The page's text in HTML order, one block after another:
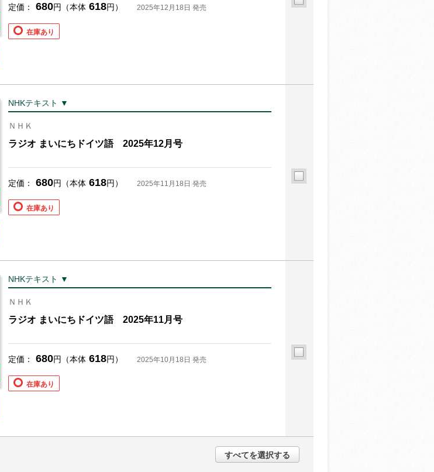
定価： 680円（本体 618円） 2025年12月18日 発売
在庫あり
NHKテキスト ▼
ＮＨＫ
ラジオ まいにちドイツ語 2025年12月号
定価： 680円（本体 618円） 2025年11月18日 発売
在庫あり
NHKテキスト ▼
ＮＨＫ
ラジオ まいにちドイツ語 2025年11月号
定価： 680円（本体 618円） 2025年10月18日 発売
在庫あり
すべてを選択する